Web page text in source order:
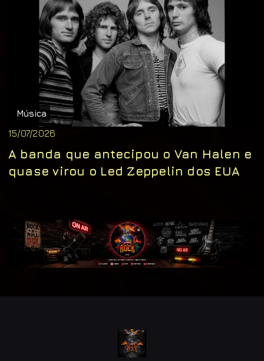
Música
15/07/2026
A banda que antecipou o Van Halen e
quase virou o Led Zeppelin dos EUA